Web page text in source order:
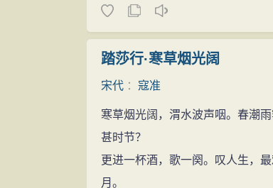
踏莎行·寒草烟光阔
宋代 ： 寇准
寒草烟光阔，渭水波声咽。春潮
甚时节？
更进一杯酒，歌一阕。叹人生，
月。